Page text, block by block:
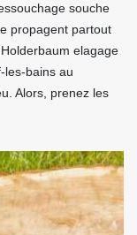
souche
propagent partout
elagage
les-bains au
Alors, prenez les